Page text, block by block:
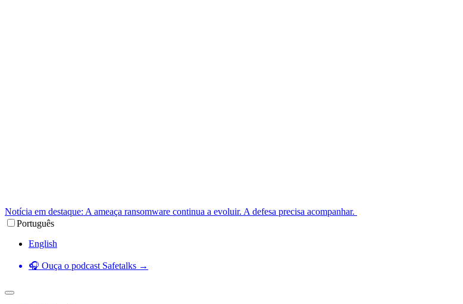
Notícia em destaque: A ameaça ransomware continua a evoluir. A defesa precisa acompanhar.
Português
English
🎧 Ouça o podcast Safetalks →